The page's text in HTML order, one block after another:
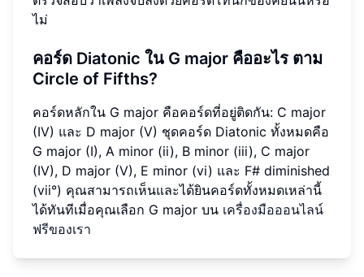
ไม่
คอร์ด Diatonic ใน G major คืออะไร ตาม
Circle of Fifths?
คอร์ดหลักใน G major คือคอร์ดที่อยู่ติดกัน: C major
(IV) และ D major (V) ชุดคอร์ด Diatonic ทั้งหมดคือ
G major (I), A minor (ii), B minor (iii), C major
(IV), D major (V), E minor (vi) และ F# diminished
(vii°) คุณสามารถเห็นและได้ยินคอร์ดทั้งหมดเหล่านี้
ได้ทันทีเมื่อคุณเลือก G major บน เครื่องมือออนไลน์
ฟรีของเรา